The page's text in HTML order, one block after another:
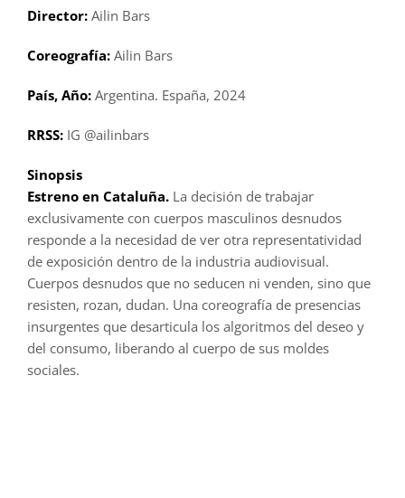
Director:Ailin Bars
Coreografía:Ailin Bars
País, Año:Argentina. España, 2024
RRSS:IG @ailinbars
Sinopsis
Estreno en Cataluña.La decisión de trabajar
exclusivamente con cuerpos masculinos desnudos
responde a la necesidad de ver otra representatividad
de exposición dentro de la industria audiovisual.
Cuerpos desnudos que no seducen ni venden, sino que
resisten, rozan, dudan. Una coreografía de presencias
insurgentes que desarticula los algoritmos del deseo y
del consumo, liberando al cuerpo de sus moldes
sociales.